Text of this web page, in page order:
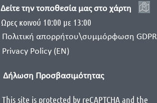
Δείτε την τοποθεσία μας στο χάρτη
Ωρες κοινού 10:00 με 13:00
Πολιτική απορρήτου\συμμόρφωση GDPR
Privacy Policy (EN)
Δήλωση Προσβασιμότητας
This site is protected by reCAPTCHA and the